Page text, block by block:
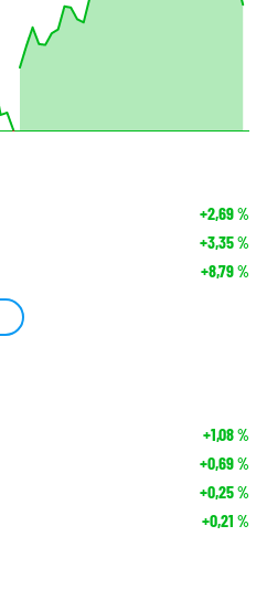
+2,69%
+3,35%
+8,79%
+1,08%
+0,69%
+0,25%
+0,21 %